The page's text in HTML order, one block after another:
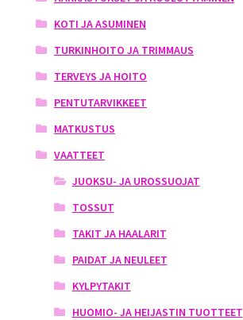
KOTI JA ASUMINEN
TURKINHOITO JA TRIMMAUS
TERVEYS JA HOITO
PENTUTARVIKKEET
MATKUSTUS
VAATTEET
JUOKSU- JA UROSSUOJAT
TOSSUT
TAKIT JA HAALARIT
PAIDAT JA NEULEET
KYLPYTAKIT
HUOMIO- JA HEIJASTIN TUOTTEET